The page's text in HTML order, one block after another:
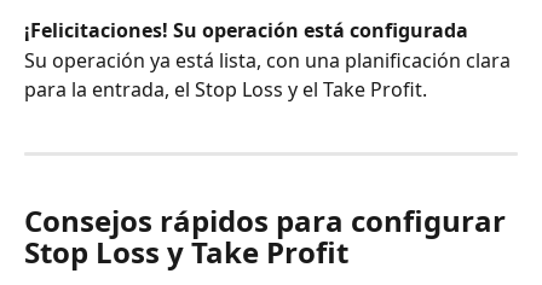
¡Felicitaciones! Su operación está configurada
Su operación ya está lista, con una planificación clara
para la entrada, el Stop Loss y el Take Profit.
Consejos rápidos para configurar
Stop Loss y Take Profit